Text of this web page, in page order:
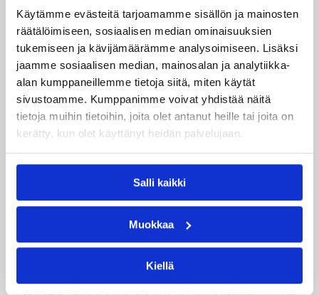
Käytämme evästeitä tarjoamamme sisällön ja mainosten
räätälöimiseen, sosiaalisen median ominaisuuksien
tukemiseen ja kävijämäärämme analysoimiseen. Lisäksi
jaamme sosiaalisen median, mainosalan ja analytiikka-
alan kumppaneillemme tietoja siitä, miten käytät
sivustoamme. Kumppanimme voivat yhdistää näitä
tietoja muihin tietoihin, joita olet antanut heille tai joita on
kerätty, kun olet käyttänyt heidän palvelujaan.
Salli kaikki
Muokkaa
Kiellä
Kategoriat
Naisten Korisliiga Pääjuttu Sarjat
Katso myös